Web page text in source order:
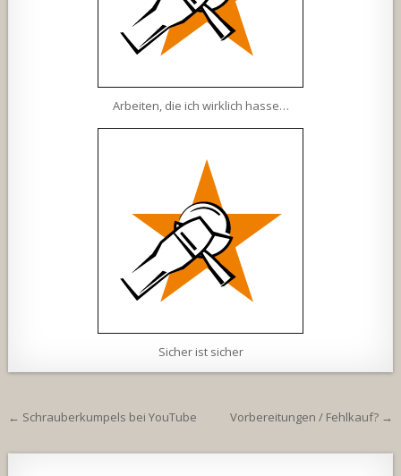
Arbeiten, die ich wirklich hasse…
Sicher ist sicher
Beitragsnavigation
← Schrauberkumpels bei YouTube Vorbereitungen / Fehlkauf? →